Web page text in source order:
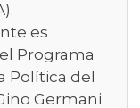
es
Programa
Política del
Germani